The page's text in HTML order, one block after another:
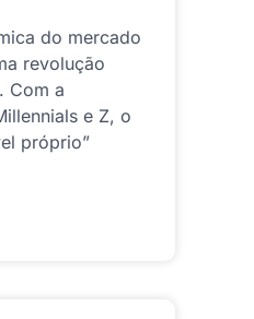
do mercado
revolução
Com a
e Z, o
próprio”